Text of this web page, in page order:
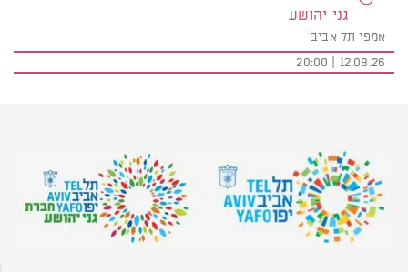
גני יהושע
אמפי תל אביב
12.08.26 | 20:00